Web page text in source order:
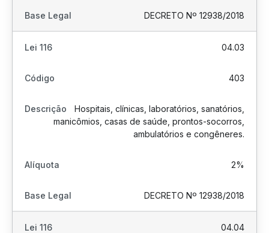
DECRETO Nº 12938/2018
04.03
403
Hospitais, clínicas, laboratórios, sanatórios,
manicômios, casas de saúde, prontos-socorros,
ambulatórios e congêneres.
2%
DECRETO Nº 12938/2018
04.04